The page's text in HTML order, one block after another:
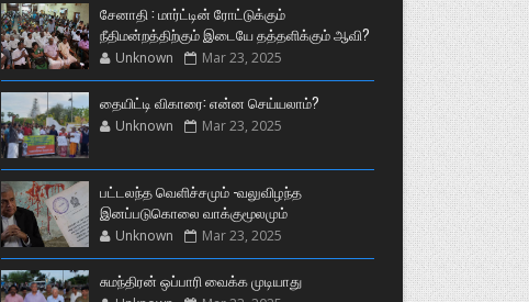
சேனாதி : மார்ட்டின் ரோட்டுக்கும்
நீதிமன்றத்திற்கும் இடையே தத்தளிக்கும் ஆவி?
Unknown Mar 23, 2025
தையிட்டி விகாரை: என்ன செய்யலாம்?
Unknown Mar 23, 2025
பட்டலந்த வெளிச்சமும் -வலுவிழந்த
இனப்படுகொலை வாக்குமூலமும்
Unknown Mar 23, 2025
சுமந்திரன் ஒப்பாரி வைக்க முடியாது